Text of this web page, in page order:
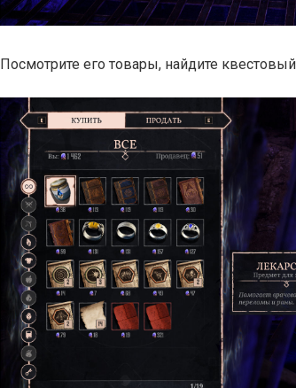
Посмотрите его товары, найдите